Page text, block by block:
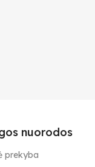
nuorodos
prekyba